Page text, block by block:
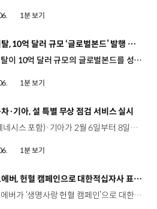
1분 보기
현대캐피탈, 10억 달러 규모 ‘글로벌본드’ 발행 성공
현대캐피탈이 10억 달러 규모의 글로벌본드를 성공적으로 발행했습니다. 이번에 현대캐피탈이 발행한 글로벌본드는 각각 3년과 5년 만기 고정금리부채권에 해당되는데요. 연초 풍부한 유동성을 활용해 기존 유통물보다 낮은 가산금리를 달성했습니다. 한편, 스탠더드앤드푸어스가 현대캐피탈의 신용등급 전망을 BBB+안정적에서 BBB+긍정적으로 상향 조정하면서 현대캐피탈은 무디스, 피치에 이어 SP까지 세계 3대 신용평가사의 신용등급 전망이 모두 상향되는 트리플크라운을 달성했습니다.
1분 보기
·기아, 설 특별 무상 점검 서비스 실시
현대차(제네시스 포함)·기아가 2월 6일부터 8일까지 전국 서비스 거점에서 '설 특별 무상 점검 서비스'를 실시합니다. 점검 항목은 오일류, 공조 장치, 타이어 마모도 및 공기압, 브레이크, 각종 등화 장치 점등 상태 등으로 워셔액 보충 서비스도 제공하며 전기차의 경우에는 EV 냉각수 및 고전압 배터리 등도 추가 점검합니다. 이용을 원하는 고객은 각 사 통합 고객 서비스 애플리케이션인 마이현대·마이기아·마이제네시스에서 무상 점검 쿠폰을 다운로드 받아 전국에 위치한 블루핸즈와 직영 서비스센터, 오토큐에서 차량 검사를 받을 수 있습니다.
1분 보기
현대오토에버, 헌혈 캠페인으로 대한적십자사 표창 수상
현대오토에버가 ‘생명사랑 헌혈 캠페인’으로 대한적십자사 표창을 받았습니다. 2021년부터 임직원을 대상으로 생명을 살리는 헌혈 캠페인을 진행해 헌혈 문화 확산에 기여한 공로를 인정받은 건데요. 현대오토에버는 올해도 헌혈 캠페인을 이어가며 이웃에게 따뜻한 온정을 전할 예정입니다. 지난달 29일에 진행된 헌혈 캠페인 행사에서 임직원들은 사옥으로 찾아온 헌혈 버스에 자발적으로 방문해 헌혈을 하고 헌혈증을 한국백혈병어린이재단에 기부했습니다. 현대오토에버는 대한적십자사 서울남부혈액원과 체결한 ‘생명나눔기업’ 업무 협약을 바탕으로 올해 연 2회 이상의 정기적인 임직원 헌혈을 이어갈 계획입니다.